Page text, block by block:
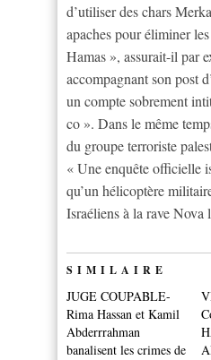
d’utiliser des chars
apaches pour éliminer
Hamas », assurait-il par
accompagnant son post
un compte sobrement
co ». Dans le même
du groupe terroriste
« Une enquête officielle
qu’un hélicoptère
Israéliens à la rave Nova
SIMILAIRE
JUGE COUPABLE-
Rima Hassan et Kamil
Abderrrahman
banalisent les crimes de